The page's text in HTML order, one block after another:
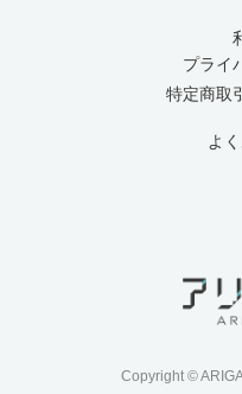
プライ
特定商取
よ
Copyright ©